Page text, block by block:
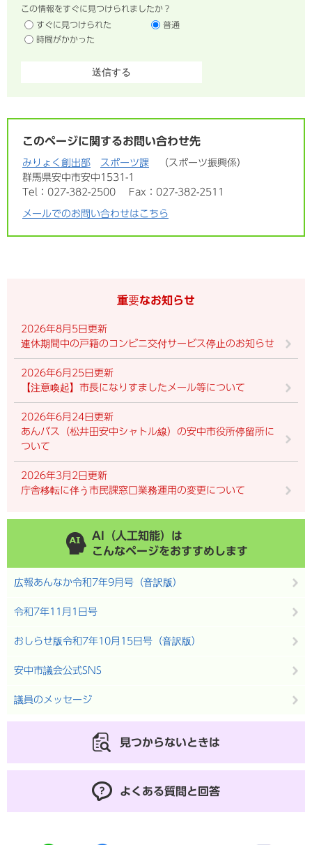
この情報をすぐに見つけられましたか？
すぐに見つけられた
普通
時間がかかった
このページに関するお問い合わせ先
みりょく創出部 スポーツ課
スポーツ振興係
群馬県安中市安中1531-1
Tel：027-382-2500
Fax：027-382-2511
メールでのお問い合わせはこちら
重要なお知らせ
2026年8月5日更新
連休期間中の戸籍のコンビニ交付サービス停止のお知らせ
2026年6月25日更新
【注意喚起】市長になりすましたメール等について
2026年6月24日更新
あんバス（松井田安中シャトル線）の安中市役所停留所に
ついて
2026年3月2日更新
庁舎移転に伴う市民課窓口業務運用の変更について
AI（人工知能）は
こんなページをおすすめします
広報あんなか令和7年9月号（音訳版）
令和7年11月1日号
おしらせ版令和7年10月15日号（音訳版）
安中市議会公式SNS
議員のメッセージ
見つからないときは
よくある質問と回答